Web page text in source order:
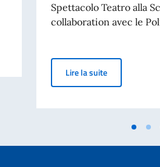
de l'Ambassade d'Italie
Spettacolo Teatro alla
collaboration avec le
Lire la suiteBourses